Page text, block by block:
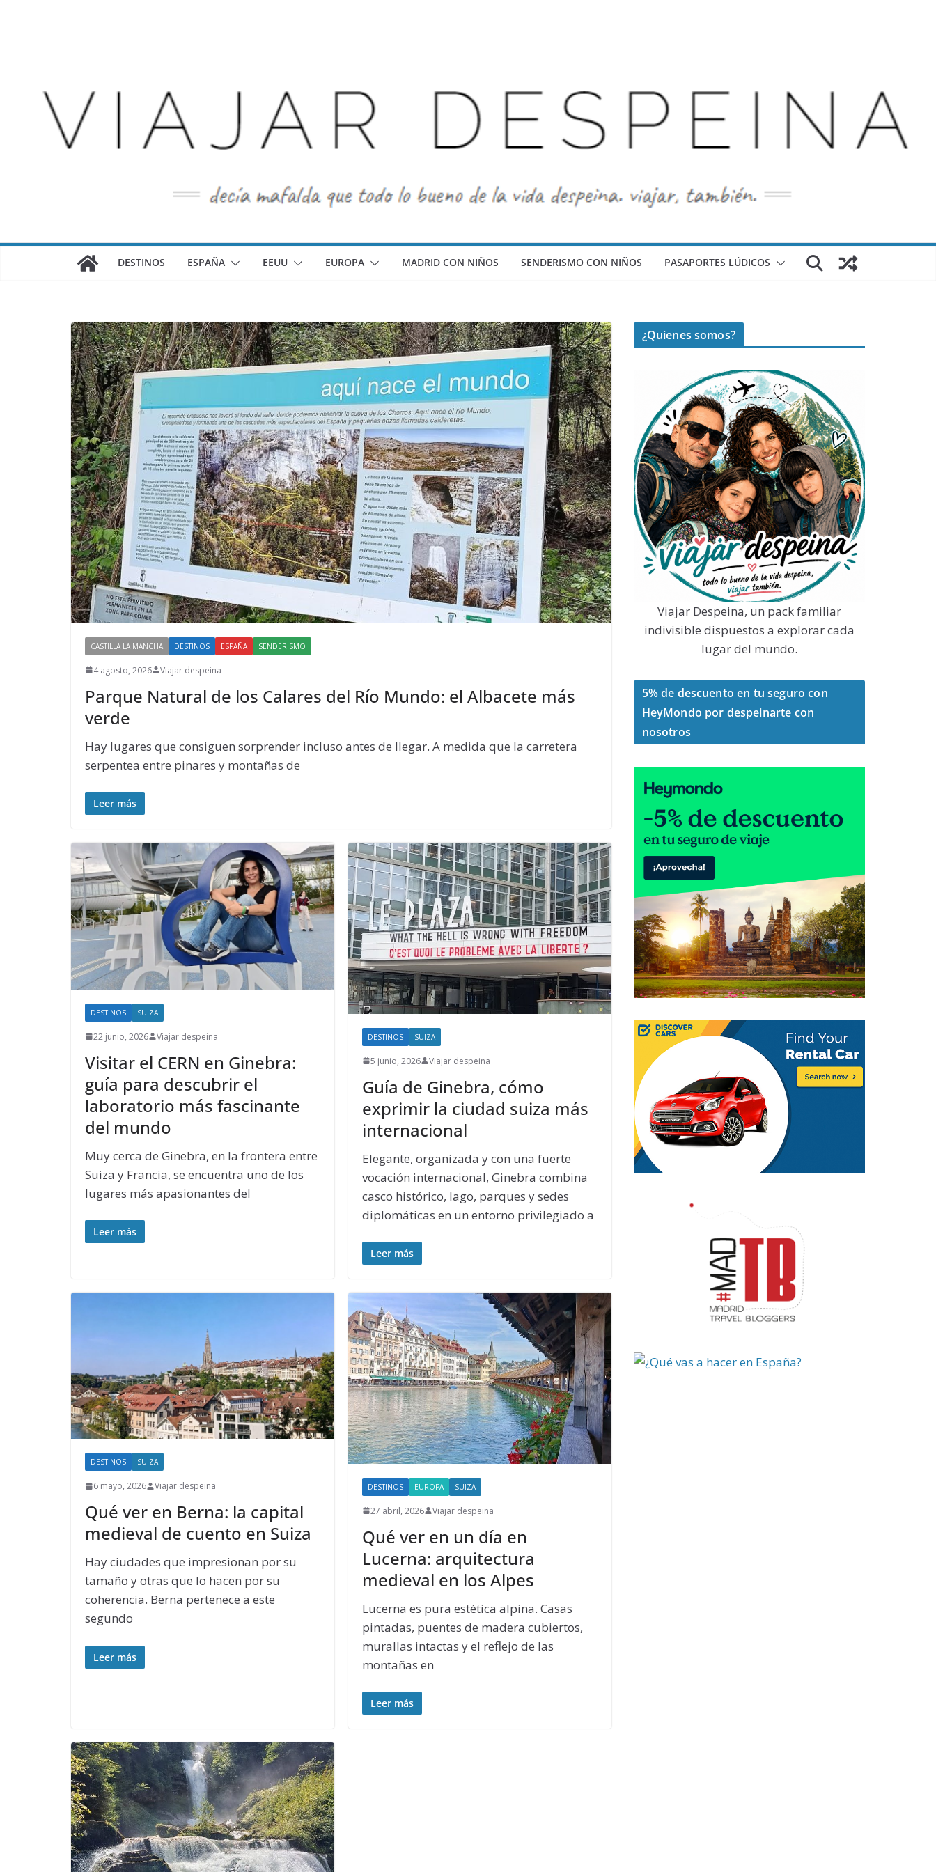
DESTINOS ESPAÑA EEUU EUROPA MADRID CON NIÑOS SENDERISMO CON NIÑOS PASAPORTES LÚDICOS
CASTILLA LA MANCHA DESTINOS ESPAÑA SENDERISMO
4 agosto, 2026 Viajar despeina
Parque Natural de los Calares del Río Mundo: el Albacete más
verde
Hay lugares que consiguen sorprender incluso antes de llegar. A medida que la carretera
serpentea entre pinares y montañas de
Leer más
DESTINOS SUIZA
22 junio, 2026 Viajar despeina
Visitar el CERN en Ginebra:
guía para descubrir el
laboratorio más fascinante
del mundo
Muy cerca de Ginebra, en la frontera entre
Suiza y Francia, se encuentra uno de los
lugares más apasionantes del
Leer más
DESTINOS SUIZA
5 junio, 2026 Viajar despeina
Guía de Ginebra, cómo
exprimir la ciudad suiza más
internacional
Elegante, organizada y con una fuerte
vocación internacional, Ginebra combina
casco histórico, lago, parques y sedes
diplomáticas en un entorno privilegiado a
Leer más
DESTINOS SUIZA
6 mayo, 2026 Viajar despeina
Qué ver en Berna: la capital
medieval de cuento en Suiza
Hay ciudades que impresionan por su
tamaño y otras que lo hacen por su
coherencia. Berna pertenece a este
segundo
Leer más
DESTINOS EUROPA SUIZA
27 abril, 2026 Viajar despeina
Qué ver en un día en
Lucerna: arquitectura
medieval en los Alpes
Lucerna es pura estética alpina. Casas
pintadas, puentes de madera cubiertos,
murallas intactas y el reflejo de las
montañas en
Leer más
¿Quienes somos?
Viajar Despeina, un pack familiar
indivisible dispuestos a explorar cada
lugar del mundo.
5% de descuento en tu seguro con
HeyMondo por despeinarte con
nosotros